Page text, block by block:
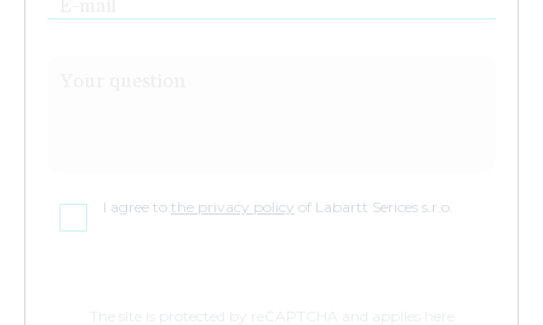
I agree to the privacy policy of Labartt Serices s.r.o.